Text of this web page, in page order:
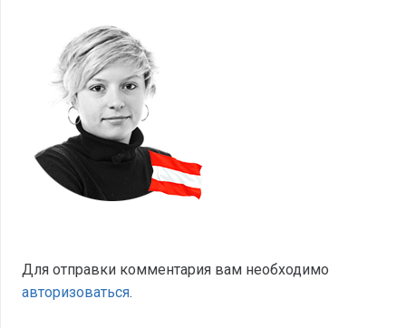
Для отправки комментария вам необходимо
авторизоваться.